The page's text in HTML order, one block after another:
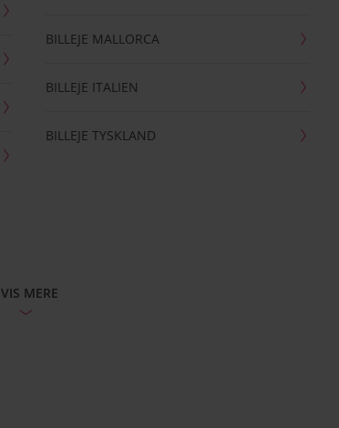
BILLEJE MALLORCA
BILLEJE ITALIEN
BILLEJE TYSKLAND
VIS MERE